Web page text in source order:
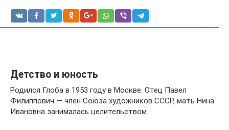
Детство и юность
Родился Глоба в 1953 году в Москве. Отец Павел
Филиппович — член Союза художников СССР, мать Нина
Ивановна занималась целительством.